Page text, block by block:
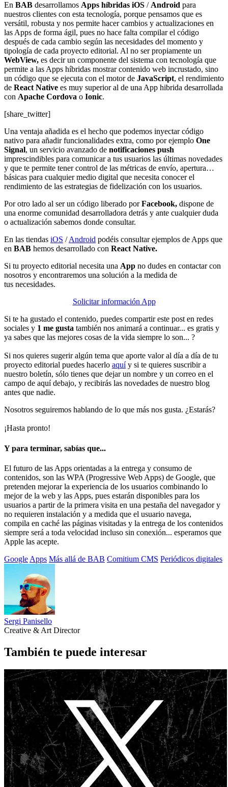
En BAB desarrollamos Apps híbridas iOS /Android para
nuestros clientes con esta tecnología, porque pensamos que es
versátil, robusta y nos permite hacer cambios y actualizaciones en
las Apps de forma ágil, pues no hace falta compilar el código
después de cada cambio según las necesidades del momento y
tipología de cada proyecto editorial. Al no ser propiamente un
WebView, es decir un componente del sistema con tecnología que
permite a las Apps híbridas mostrar contenido web incrustado, sino
un código que se ejecuta con el motor de JavaScript, el rendimiento
de React Native es muy superior al de una App hibrida desarrollada
con Apache Cordova o Ionic.
[share_twitter]
Una ventaja añadida es el hecho que podemos inyectar código
nativo para añadir funcionalidades extra, como por ejemplo One
Signal, un servicio avanzado de notificaciones push
imprescindibles para comunicar a tus usuarios las últimas novedades
y que te permite tener control de las métricas de envío, apertura…
básicas para cualquier medio digital que necesita conocer el
rendimiento de las estrategias de fidelización con los usuarios.
Por otro lado al ser un código liberado porFacebook, dispone de
una enorme comunidad desarrolladora detrás y ante cualquier duda
o actualización sabemos donde consultar.
En las tiendas iOS /Android podéis consultar ejemplos de Apps que
en BAB hemos desarrollado con React Native.
Si tu proyecto editorial necesita una App no dudes en contactar con
nosotros y encontraremos una solución a la medida de
tus necesidades.
Solicitar información App
Si te ha gustado el contenido, puedes compartir este post en redes
sociales y 1 me gusta también nos animará a continuar... es gratis y
ya sabes que las mejores cosas de la vida siempre lo son... ?
Si nos quieres sugerir algún tema que aporte valor al día a día de tu
proyecto editorial puedes hacerlo aquí y si te quieres suscribir a
nuestro boletín, sólo tienes que dejar un nombre y un correo en el
campo de aquí debajo, y recibirás las novedades de nuestro blog
antes que nadie.
Nosotros seguiremos hablando de lo que más nos gusta. ¿Estarás?
¡Hasta pronto!
Y para terminar, sabías que...
El futuro de las Apps orientadas a la entrega y consumo de
contenidos, son las WPA (Progressive Web Apps) de Google, que
pretenden mejorar la experiencia de los usuarios combinando lo
mejor de la web y las Apps, pues estarán disponibles para los
usuarios a partir de la primera visita en una pestaña del navegador y
no requieren instalación y a medida que el usuario navega,
compila en caché las páginas visitadas y la entrega de los contenidos
siempre será a toda velocidad incluso sin conexión... esperamos que
Apple las acepte.
Google Apps Más allá de BAB Comitium CMS Periódicos digitales
Sergi Panisello
Creative & Art Director
También te puede interesar